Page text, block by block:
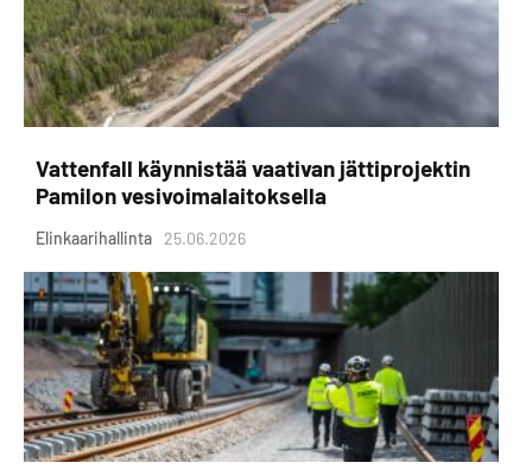
Vattenfall käynnistää vaativan jättiprojektin
Pamilon vesivoimalaitoksella
Elinkaarihallinta 25.06.2026